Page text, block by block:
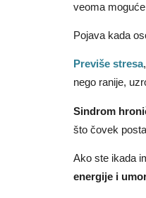
veoma
Pojava kada
Previše stresa
nego ranije,
Sindrom
što čovek
Ako ste ikada
energije i